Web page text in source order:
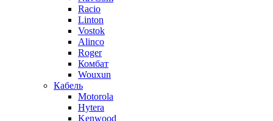
Racio
Linton
Vostok
Alinco
Roger
Комбат
Wouxun
Кабель
Motorola
Hytera
Kenwood